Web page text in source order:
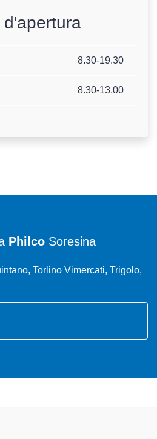
d'apertura
8.30-19.30
8.30-13.00
Philco Soresina
Torlino Vimercati, Trigolo,